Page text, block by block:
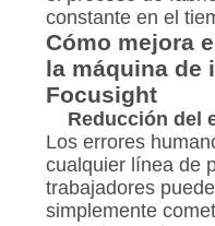
constante en el
Cómo mejora
la máquina de
Focusight
Reducción del
Los errores
cualquier línea de
trabajadores
simplemente